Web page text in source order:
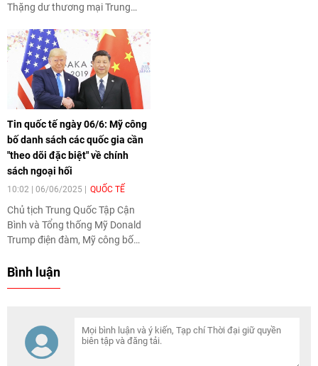
Thặng dư thương mại Trung
Pháp, Đức thể hiện ủng hộ mạnh
mẽ Tổng thống Zelensky tại
London... là những tin tức quốc
tế đáng chú ý ngày 09/12.
Tin quốc tế ngày 06/6: Mỹ công
bố danh sách các quốc gia cần
"theo dõi đặc biệt" về chính
sách ngoại hối
10:02 | 06/06/2025 QUỐC TẾ
Chủ tịch Trung Quốc Tập Cận
Bình và Tổng thống Mỹ Donald
Trump điện đàm, Mỹ công bố
"theo dõi đặc biệt" về chính sách
Iskander, Thái Lan kêu gọi
Campuchia không đưa tranh
chấp biên giới lên tòa quốc tế...
Bình luận